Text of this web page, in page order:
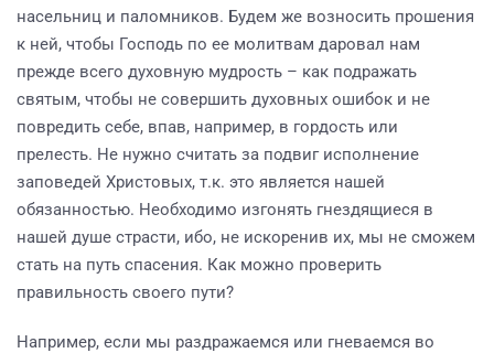
насельниц и паломников. Будем же возносить прошения
к ней, чтобы Господь по ее молитвам даровал нам
прежде всего духовную мудрость – как подражать
святым, чтобы не совершить духовных ошибок и не
повредить себе, впав, например, в гордость или
прелесть. Не нужно считать за подвиг исполнение
заповедей Христовых, т.к. это является нашей
обязанностью. Необходимо изгонять гнездящиеся в
нашей душе страсти, ибо, не искоренив их, мы не сможем
стать на путь спасения. Как можно проверить
правильность своего пути?
Например, если мы раздражаемся или гневаемся во